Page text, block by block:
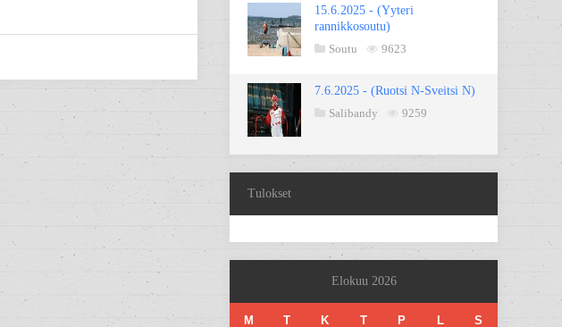
15.6.2025 - (Yyteri
rannikkosoutu)
Soutu
9623
7.6.2025 - (Ruotsi N-Sveitsi N)
Salibandy
9259
Tulokset
Elokuu 2026
M T K T P L S